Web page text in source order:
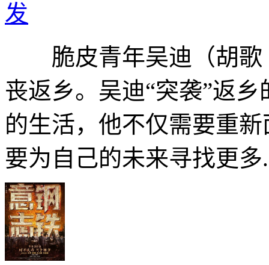
发
脆皮青年吴迪（胡歌
丧返乡。吴迪“突袭”返
的生活，他不仅需要重
要为自己的未来寻找更